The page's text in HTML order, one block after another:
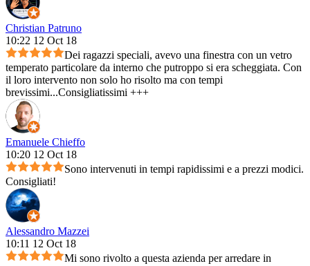
Christian Patruno
10:22 12 Oct 18
Dei ragazzi speciali, avevo una finestra con un vetro
temperato particolare da interno che putroppo si era scheggiata. Con
il loro intervento non solo ho risolto ma con tempi
brevissimi...Consigliatissimi +++
Emanuele Chieffo
10:20 12 Oct 18
Sono intervenuti in tempi rapidissimi e a prezzi modici.
Consigliati!
Alessandro Mazzei
10:11 12 Oct 18
Mi sono rivolto a questa azienda per arredare in